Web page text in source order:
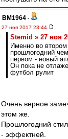
BM1964 -
27 ноя 2017 23:44
Stemid » 27 ноя
Именно во
прошлогодний
первом - новый
Он пока не
футбол рулит
Очень верное
этом же.
Прошлогодний
- эффектней.